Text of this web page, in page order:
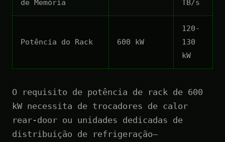
de Memória
TB/s
Potência do Rack 600 kW
120-
130
kW
O requisito de potência de rack de 600
kW necessita de trocadores de calor
rear-door ou unidades dedicadas de
distribuição de refrigeração—